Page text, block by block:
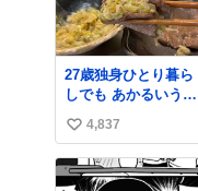
数
27歳独身ひとり暮ら
しでも あかるいうち
から呑みながらキッ
チンでひとり焼肉で
きてしあわせだもん՞
o̴̶̷̥ ̫ o̴̶̷̥ ՞
い
い
ね
4,837